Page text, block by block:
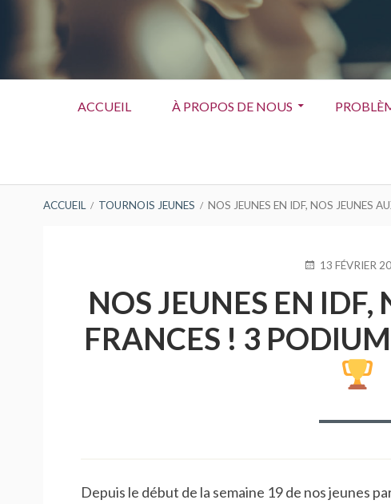
ACCUEIL À PROPOS DE NOUS
FIL
ACCUEIL TOURNOIS JEUNES NOS JEUNES EN IDF, NOS JEUNES
PUBLIÉ
13 FÉVRIER
NOS JEUNES EN IDF,
FRANCES ! 3
Depuis le début de la semaine 19 de nos jeunes